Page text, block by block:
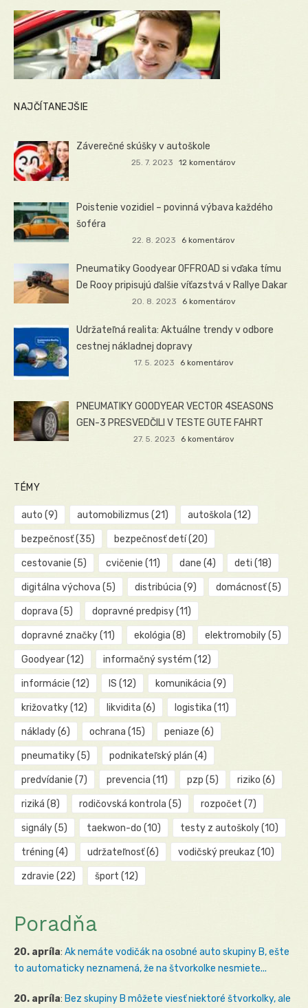
NAJČÍTANEJŠIE
Záverečné skúšky v autoškole
25. 7. 2023 12 komentárov
Poistenie vozidiel – povinná výbava každého
šoféra
22. 8. 2023 6 komentárov
Pneumatiky Goodyear OFFROAD si vďaka tímu
De Rooy pripisujú ďalšie víťazstvá v Rallye Dakar
20. 8. 2023 6 komentárov
Udržateľná realita: Aktuálne trendy v odbore
cestnej nákladnej dopravy
17. 5. 2023 6 komentárov
PNEUMATIKY GOODYEAR VECTOR 4SEASONS
GEN-3 PRESVEDČILI V TESTE GUTE FAHRT
27. 5. 2023 6 komentárov
TÉMY
auto (9) automobilizmus (21) autoškola (12)
bezpečnosť(35) bezpečnosť detí(20)
cestovanie (5) cvičenie (11) dane (4) deti (18)
digitálna výchova (5) distribúcia (9) domácnosť(5)
doprava (5) dopravné predpisy(11)
dopravné značky(11) ekológia (8) elektromobily(5)
Goodyear(12) informačný systém (12)
informácie (12) IS (12) komunikácia (9)
križovatky(12) likvidita (6) logistika (11)
náklady(6) ochrana (15) peniaze (6)
pneumatiky(5) podnikateľský plán (4)
predvídanie (7) prevencia (11) pzp (5) riziko (6)
riziká (8) rodičovská kontrola (5) rozpočet (7)
signály(5) taekwon-do (10) testy z autoškoly(10)
tréning (4) udržateľnosť(6) vodičský preukaz (10)
zdravie (22) šport (12)
Poradňa
20. apríla: Ak nemáte vodičák na osobné auto skupiny B, ešte
to automaticky neznamená, že na štvorkolke nesmiete...
20. apríla: Bez skupiny B môžete viesť niektoré štvorkolky, ale